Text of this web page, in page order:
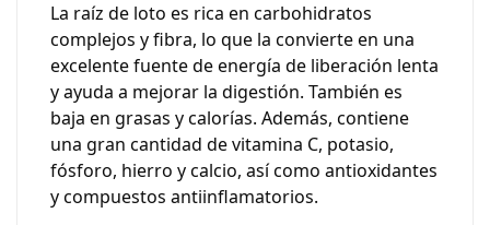
La raíz de loto es rica en carbohidratos
complejos y fibra, lo que la convierte en una
excelente fuente de energía de liberación lenta
y ayuda a mejorar la digestión. También es
baja en grasas y calorías. Además, contiene
una gran cantidad devitamina C, potasio,
fósforo, hierro y calcio, así como antioxidantes
y compuestos antiinflamatorios.